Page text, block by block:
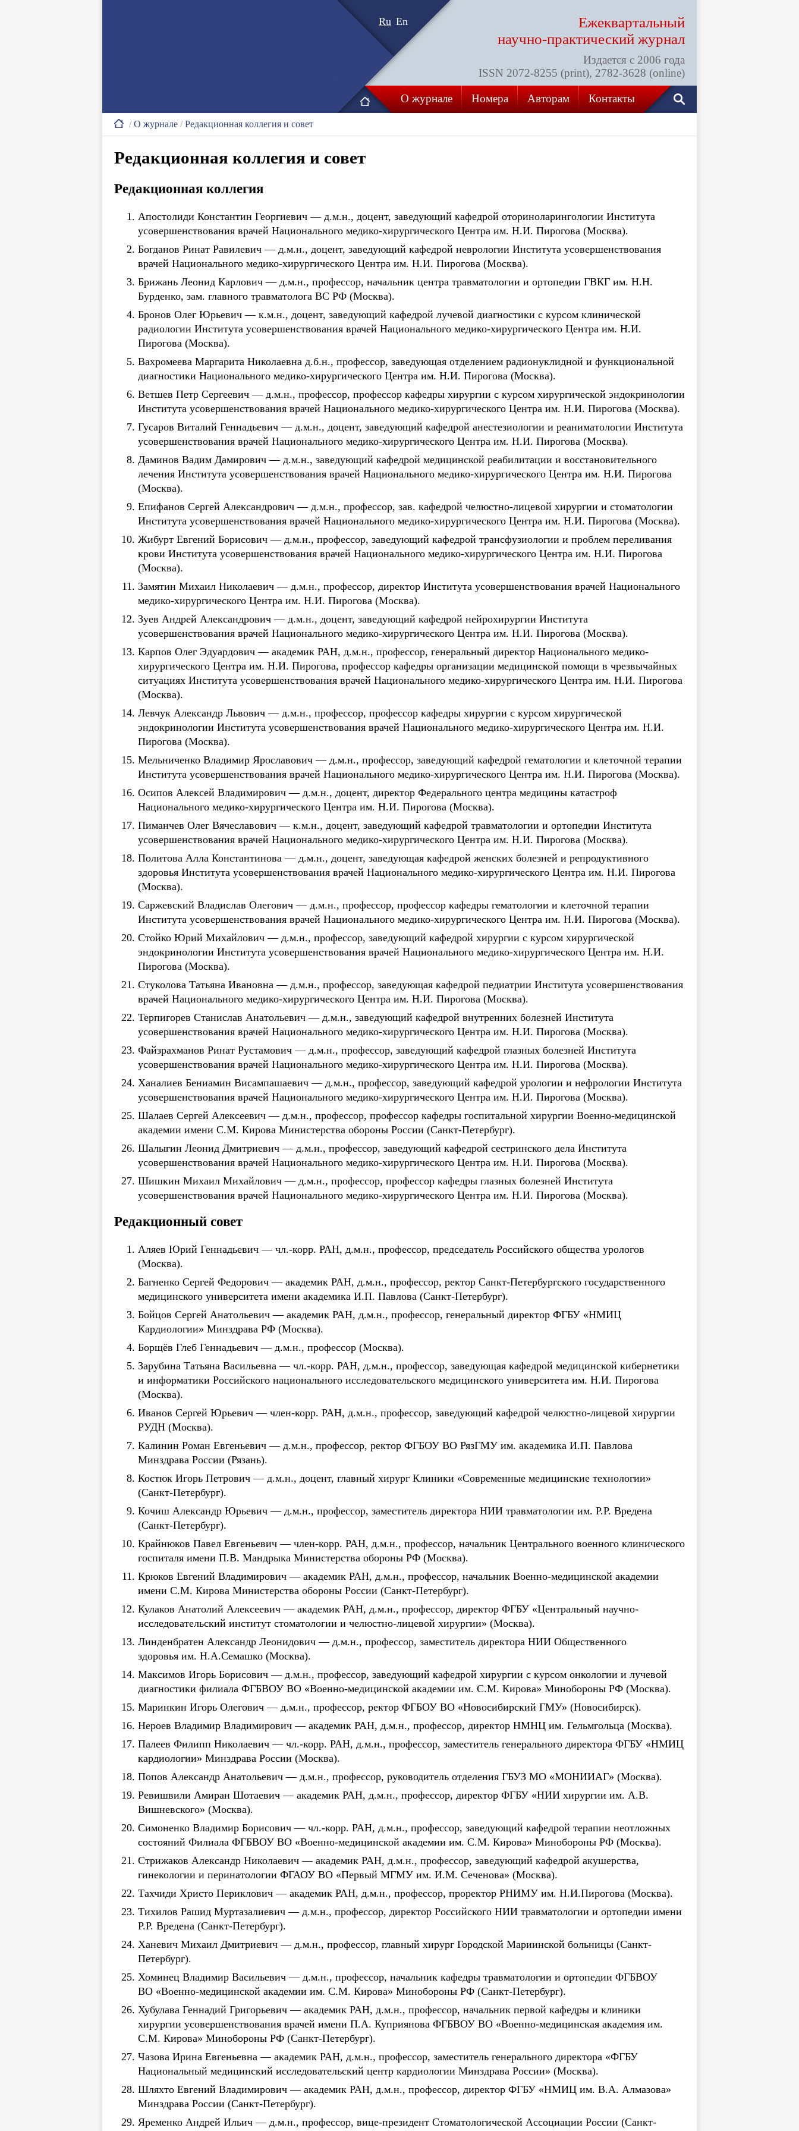
Ru En
Ежеквартальный
научно-практический журнал
Издается с 2006 года
ISSN 2072-8255 (print), 2782-3628 (online)
О журнале Номера Авторам Контакты
/О журнале /Редакционная коллегия и совет
Редакционная коллегия и совет
Редакционная коллегия
Апостолиди Константин Георгиевич — д.м.н., доцент, заведующий кафедрой оториноларингологии Института
усовершенствования врачей Национального медико-хирургического Центра им. Н.И. Пирогова (Москва).
Богданов Ринат Равилевич — д.м.н., доцент, заведующий кафедрой неврологии Института усовершенствования
врачей Национального медико-хирургического Центра им. Н.И. Пирогова (Москва).
Брижань Леонид Карлович — д.м.н., профессор, начальник центра травматологии и ортопедии ГВКГ им. Н.Н.
Бурденко, зам. главного травматолога ВС РФ (Москва).
Бронов Олег Юрьевич — к.м.н., доцент, заведующий кафедрой лучевой диагностики с курсом клинической
радиологии Института усовершенствования врачей Национального медико-хирургического Центра им. Н.И.
Пирогова (Москва).
Вахромеева Маргарита Николаевна д.б.н., профессор, заведующая отделением радионуклидной и функциональной
диагностики Национального медико-хирургического Центра им. Н.И. Пирогова (Москва).
Ветшев Петр Сергеевич — д.м.н., профессор, профессор кафедры хирургии с курсом хирургической эндокринологии
Института усовершенствования врачей Национального медико-хирургического Центра им. Н.И. Пирогова (Москва).
Гусаров Виталий Геннадьевич — д.м.н., доцент, заведующий кафедрой анестезиологии и реаниматологии Института
усовершенствования врачей Национального медико-хирургического Центра им. Н.И. Пирогова (Москва).
Даминов Вадим Дамирович — д.м.н., заведующий кафедрой медицинской реабилитации и восстановительного
лечения Института усовершенствования врачей Национального медико-хирургического Центра им. Н.И. Пирогова
(Москва).
Епифанов Сергей Александрович — д.м.н., профессор, зав. кафедрой челюстно-лицевой хирургии и стоматологии
Института усовершенствования врачей Национального медико-хирургического Центра им. Н.И. Пирогова (Москва).
Жибурт Евгений Борисович — д.м.н., профессор, заведующий кафедрой трансфузиологии и проблем переливания
крови Института усовершенствования врачей Национального медико-хирургического Центра им. Н.И. Пирогова
(Москва).
Замятин Михаил Николаевич — д.м.н., профессор, директор Института усовершенствования врачей Национального
медико-хирургического Центра им. Н.И. Пирогова (Москва).
Зуев Андрей Александрович — д.м.н., доцент, заведующий кафедрой нейрохирургии Института
усовершенствования врачей Национального медико-хирургического Центра им. Н.И. Пирогова (Москва).
Карпов Олег Эдуардович — академик РАН, д.м.н., профессор, генеральный директор Национального медико-
хирургического Центра им. Н.И. Пирогова, профессор кафедры организации медицинской помощи в чрезвычайных
ситуациях Института усовершенствования врачей Национального медико-хирургического Центра им. Н.И. Пирогова
(Москва).
Левчук Александр Львович — д.м.н., профессор, профессор кафедры хирургии с курсом хирургической
эндокринологии Института усовершенствования врачей Национального медико-хирургического Центра им. Н.И.
Пирогова (Москва).
Мельниченко Владимир Ярославович — д.м.н., профессор, заведующий кафедрой гематологии и клеточной терапии
Института усовершенствования врачей Национального медико-хирургического Центра им. Н.И. Пирогова (Москва).
Осипов Алексей Владимирович — д.м.н., доцент, директор Федерального центра медицины катастроф
Национального медико-хирургического Центра им. Н.И. Пирогова (Москва).
Пиманчев Олег Вячеславович — к.м.н., доцент, заведующий кафедрой травматологии и ортопедии Института
усовершенствования врачей Национального медико-хирургического Центра им. Н.И. Пирогова (Москва).
Политова Алла Константинова — д.м.н., доцент, заведующая кафедрой женских болезней и репродуктивного
здоровья Института усовершенствования врачей Национального медико-хирургического Центра им. Н.И. Пирогова
(Москва).
Саржевский Владислав Олегович — д.м.н., профессор, профессор кафедры гематологии и клеточной терапии
Института усовершенствования врачей Национального медико-хирургического Центра им. Н.И. Пирогова (Москва).
Стойко Юрий Михайлович — д.м.н., профессор, заведующий кафедрой хирургии с курсом хирургической
эндокринологии Института усовершенствования врачей Национального медико-хирургического Центра им. Н.И.
Пирогова (Москва).
Стуколова Татьяна Ивановна — д.м.н., профессор, заведующая кафедрой педиатрии Института усовершенствования
врачей Национального медико-хирургического Центра им. Н.И. Пирогова (Москва).
Терпигорев Станислав Анатольевич — д.м.н., заведующий кафедрой внутренних болезней Института
усовершенствования врачей Национального медико-хирургического Центра им. Н.И. Пирогова (Москва).
Файзрахманов Ринат Рустамович — д.м.н., профессор, заведующий кафедрой глазных болезней Института
усовершенствования врачей Национального медико-хирургического Центра им. Н.И. Пирогова (Москва).
Ханалиев Бениамин Висампашаевич — д.м.н., профессор, заведующий кафедрой урологии и нефрологии Института
усовершенствования врачей Национального медико-хирургического Центра им. Н.И. Пирогова (Москва).
Шалаев Сергей Алексеевич — д.м.н., профессор, профессор кафедры госпитальной хирургии Военно-медицинской
академии имени С.М. Кирова Министерства обороны России (Санкт-Петербург).
Шалыгин Леонид Дмитриевич — д.м.н., профессор, заведующий кафедрой сестринского дела Института
усовершенствования врачей Национального медико-хирургического Центра им. Н.И. Пирогова (Москва).
Шишкин Михаил Михайлович — д.м.н., профессор, профессор кафедры глазных болезней Института
усовершенствования врачей Национального медико-хирургического Центра им. Н.И. Пирогова (Москва).
Редакционный совет
Аляев Юрий Геннадьевич — чл.-корр. РАН, д.м.н., профессор, председатель Российского общества урологов
(Москва).
Багненко Сергей Федорович — академик РАН, д.м.н., профессор, ректор Санкт-Петербургского государственного
медицинского университета имени академика И.П. Павлова (Санкт-Петербург).
Бойцов Сергей Анатольевич — академик РАН, д.м.н., профессор, генеральный директор ФГБУ «НМИЦ
Кардиологии» Минздрава РФ (Москва).
Борщёв Глеб Геннадьевич — д.м.н., профессор (Москва).
Зарубина Татьяна Васильевна — чл.-корр. РАН, д.м.н., профессор, заведующая кафедрой медицинской кибернетики
и информатики Российского национального исследовательского медицинского университета им. Н.И. Пирогова
(Москва).
Иванов Сергей Юрьевич — член-корр. РАН, д.м.н., профессор, заведующий кафедрой челюстно-лицевой хирургии
РУДН (Москва).
Калинин Роман Евгеньевич — д.м.н., профессор, ректор ФГБОУ ВО РязГМУ им. академика И.П. Павлова
Минздрава России (Рязань).
Костюк Игорь Петрович — д.м.н., доцент, главный хирург Клиники «Современные медицинские технологии»
(Санкт-Петербург).
Кочиш Александр Юрьевич — д.м.н., профессор, заместитель директора НИИ травматологии им. Р.Р. Вредена
(Санкт-Петербург).
Крайнюков Павел Евгеньевич — член-корр. РАН, д.м.н., профессор, начальник Центрального военного клинического
госпиталя имени П.В. Мандрыка Министерства обороны РФ (Москва).
Крюков Евгений Владимирович — академик РАН, д.м.н., профессор, начальник Военно-медицинской академии
имени С.М. Кирова Министерства обороны России (Санкт-Петербург).
Кулаков Анатолий Алексеевич — академик РАН, д.м.н., профессор, директор ФГБУ «Центральный научно-
исследовательский институт стоматологии и челюстно-лицевой хирургии» (Москва).
Линденбратен Александр Леонидович — д.м.н., профессор, заместитель директора НИИ Общественного
здоровья им. Н.А.Семашко (Москва).
Максимов Игорь Борисович — д.м.н., профессор, заведующий кафедрой хирургии с курсом онкологии и лучевой
диагностики филиала ФГБВОУ ВО «Военно-медицинской академии им. С.М. Кирова» Минобороны РФ (Москва).
Маринкин Игорь Олегович — д.м.н., профессор, ректор ФГБОУ ВО «Новосибирский ГМУ» (Новосибирск).
Нероев Владимир Владимирович — академик РАН, д.м.н., профессор, директор НМНЦ им. Гельмгольца (Москва).
Палеев Филипп Николаевич — чл.-корр. РАН, д.м.н., профессор, заместитель генерального директора ФГБУ «НМИЦ
кардиологии» Минздрава России (Москва).
Попов Александр Анатольевич — д.м.н., профессор, руководитель отделения ГБУЗ МО «МОНИИАГ» (Москва).
Ревишвили Амиран Шотаевич — академик РАН, д.м.н., профессор, директор ФГБУ «НИИ хирургии им. А.В.
Вишневского» (Москва).
Симоненко Владимир Борисович — чл.-корр. РАН, д.м.н., профессор, заведующий кафедрой терапии неотложных
состояний Филиала ФГБВОУ ВО «Военно-медицинской академии им. С.М. Кирова» Минобороны РФ (Москва).
Стрижаков Александр Николаевич — академик РАН, д.м.н., профессор, заведующий кафедрой акушерства,
гинекологии и перинатологии ФГАОУ ВО «Первый МГМУ им. И.М. Сеченова» (Москва).
Тахчиди Христо Периклович — академик РАН, д.м.н., профессор, проректор РНИМУ им. Н.И.Пирогова (Москва).
Тихилов Рашид Муртазалиевич — д.м.н., профессор, директор Российского НИИ травматологии и ортопедии имени
Р.Р. Вредена (Санкт-Петербург).
Ханевич Михаил Дмитриевич — д.м.н., профессор, главный хирург Городской Мариинской больницы (Санкт-
Петербург).
Хоминец Владимир Васильевич — д.м.н., профессор, начальник кафедры травматологии и ортопедии ФГБВОУ
ВО «Военно-медицинской академии им. С.М. Кирова» Минобороны РФ (Санкт-Петербург).
Хубулава Геннадий Григорьевич — академик РАН, д.м.н., профессор, начальник первой кафедры и клиники
хирургии усовершенствования врачей имени П.А. Куприянова ФГБВОУ ВО «Военно-медицинская академия им.
С.М. Кирова» Минобороны РФ (Санкт-Петербург).
Чазова Ирина Евгеньевна — академик РАН, д.м.н., профессор, заместитель генерального директора «ФГБУ
Национальный медицинский исследовательский центр кардиологии Минздрава России» (Москва).
Шляхто Евгений Владимирович — академик РАН, д.м.н., профессор, директор ФГБУ «НМИЦ им. В.А. Алмазова»
Минздрава России (Санкт-Петербург).
Яременко Андрей Ильич — д.м.н., профессор, вице-президент Стоматологической Ассоциации России (Санкт-